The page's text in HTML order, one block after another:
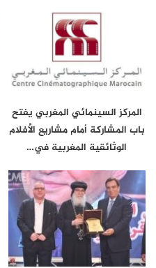
المركز السينمائي المغربي يفتح
باب المشاركة أمام مشاريع الأفلام
الوثائقية المغربية في…